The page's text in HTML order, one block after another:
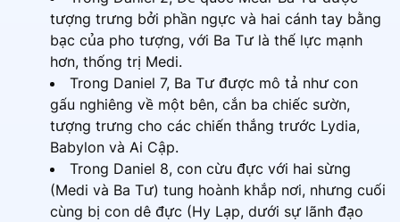
tượng trưng bởi phần ngực và hai cánh tay bằng
bạc của pho tượng, với Ba Tư là thế lực mạnh
hơn, thống trị Medi.
Trong Daniel 7, Ba Tư được mô tả như con
gấu nghiêng về một bên, cắn ba chiếc sườn,
tượng trưng cho các chiến thắng trước Lydia,
Babylon và Ai Cập.
Trong Daniel 8, con cừu đực với hai sừng
(Medi và Ba Tư) tung hoành khắp nơi, nhưng cuối
cùng bị con dê đực (Hy Lạp, dưới sự lãnh đạo